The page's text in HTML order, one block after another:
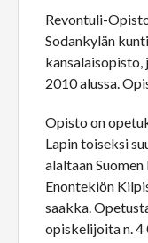
Revontuli-
Sodankylän
2010 alussa.
Opisto on
Lapin toiseksi
alaltaan
Enontekiön
saakka.
opiskelijoita n. 4